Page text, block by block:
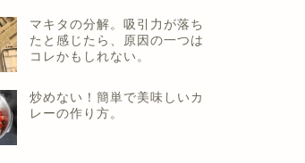
マキタの分解。吸引力が落ち
たと感じたら、原因の一つは
コレかもしれない。
炒めない！簡単で美味しいカ
レーの作り方。